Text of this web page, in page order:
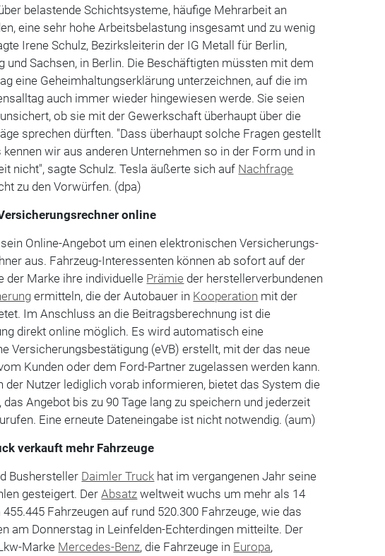
belastende Schichtsysteme, häufige Mehrarbeit an
eine sehr hohe Arbeitsbelastung insgesamt und zu wenig
Irene Schulz, Bezirksleiterin der IG Metall für Berlin,
und Sachsen, in Berlin. Die Beschäftigten müssten mit dem
eine Geheimhaltungserklärung unterzeichnen, auf die im
auch immer wieder hingewiesen werde. Sie seien
ob sie mit der Gewerkschaft überhaupt über die
sprechen dürften. "Dass überhaupt solche Fragen gestellt
kennen wir aus anderen Unternehmen so in der Form und in
nicht", sagte Schulz. Tesla äußerte sich auf Nachfrage
zu den Vorwürfen. (dpa)
online
Online-Angebot um einen elektronischen Versicherungs-
aus. Fahrzeug-Interessenten können ab sofort auf der
der Marke ihre individuelle Prämie der herstellerverbundenen
ermitteln, die der Autobauer in Kooperation mit der
Im Anschluss an die Beitragsberechnung ist die
direkt online möglich. Es wird automatisch eine
Versicherungsbestätigung (eVB) erstellt, mit der das neue
Kunden oder dem Ford-Partner zugelassen werden kann.
der Nutzer lediglich vorab informieren, bietet das System die
Angebot bis zu 90 Tage lang zu speichern und jederzeit
Eine erneute Dateneingabe ist nicht notwendig. (aum)
verkauft mehr Fahrzeuge
Bushersteller Daimler Truck hat im vergangenen Jahr seine
gesteigert. DerAbsatz weltweit wuchs um mehr als 14
Fahrzeugen auf rund 520.300 Fahrzeuge, wie das
am Donnerstag in Leinfelden-Echterdingen mitteilte. Der
Marke Mercedes-Benz, die Fahrzeuge in Europa,